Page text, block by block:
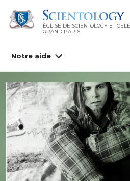
ÉGLISE DE SCIENTOLOGY ET
GRAND PARIS
Notre aide